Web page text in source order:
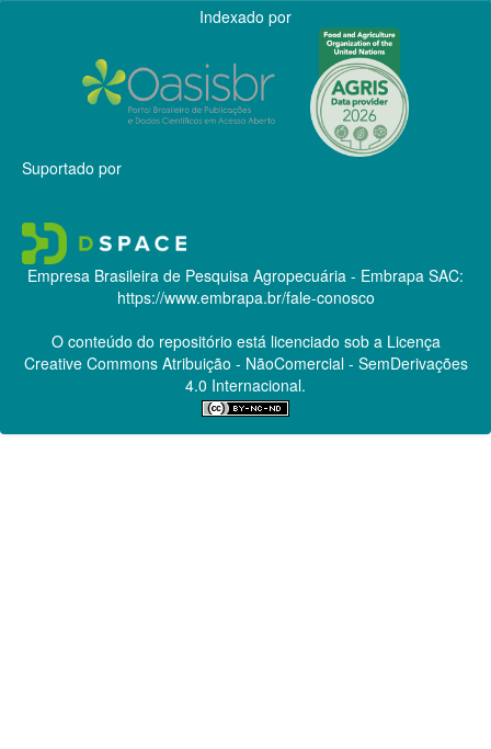
Indexado por
Suportado por
Empresa Brasileira de Pesquisa Agropecuária - Embrapa SAC:
https://www.embrapa.br/fale-conosco
O conteúdo do repositório está licenciado sob a Licença
Creative CommonsAtribuição - NãoComercial - SemDerivações
4.0 Internacional.